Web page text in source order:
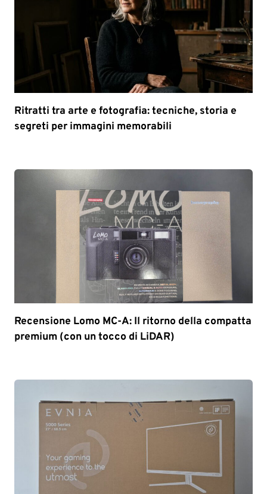
Ritratti tra arte e fotografia: tecniche, storia e
segreti per immagini memorabili
Recensione Lomo MC-A: Il ritorno della compatta
premium (con un tocco di LiDAR)